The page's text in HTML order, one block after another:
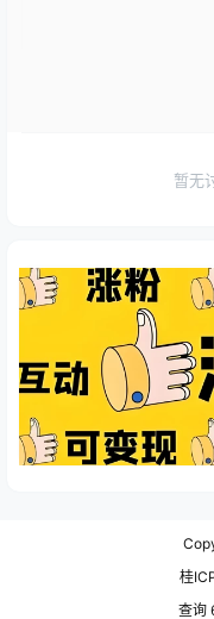
暂无
桂
查询